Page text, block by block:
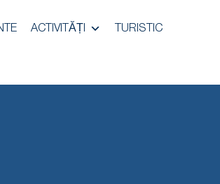
ACTIVITĂȚI TURISTIC